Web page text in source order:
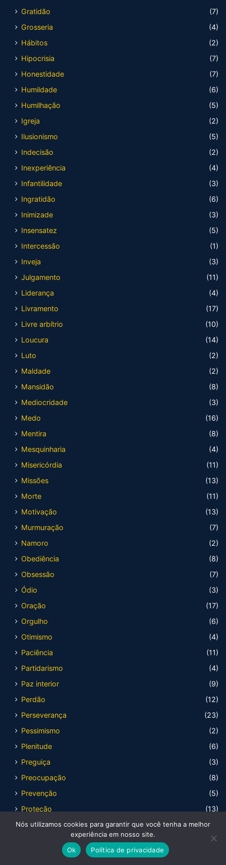
Gratidão
(7)
Grosseria
(4)
Hábitos
(2)
Hipocrisia
(7)
Honestidade
(7)
Humildade
(6)
Humilhação
(5)
Igreja
(2)
Ilusionismo
(5)
Indecisão
(2)
Inexperiência
(4)
Infantilidade
(3)
Ingratidão
(6)
Inimizade
(3)
Insensatez
(5)
Intercessão
(1)
Inveja
(3)
Julgamento
(11)
Liderança
(4)
Livramento
(17)
Livre arbítrio
(10)
Loucura
(14)
Luto
(2)
Maldade
(2)
Mansidão
(8)
Mediocridade
(3)
Medo
(16)
Mentira
(8)
Mesquinharia
(4)
Misericórdia
(11)
Missões
(13)
Morte
(11)
Motivação
(13)
Murmuração
(7)
Namoro
(2)
Obediência
(8)
Obsessão
(7)
Ódio
(3)
Oração
(17)
Orgulho
(6)
Otimismo
(4)
Paciência
(11)
Partidarismo
(4)
Paz interior
(9)
Perdão
(12)
Perseverança
(23)
Pessimismo
(2)
Plenitude
(6)
Preguiça
(3)
Preocupação
(8)
Prevenção
(5)
Proteção
(13)
Provação
(10)
(4)
Nós utilizamos cookies para garantir que você tenha a melhor
experiência em nosso site.
Ok
Política de privacidade